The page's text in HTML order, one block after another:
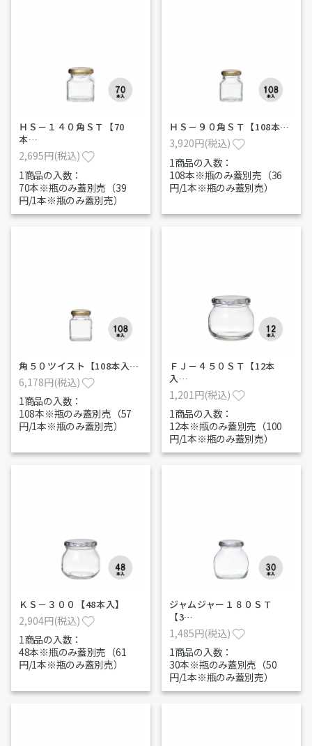
ＨＳ－１４０角ＳＴ【70
本…
2,695円(税込)
1商品の入数：
70本※瓶のみ蓋別売（39
円/1本※瓶のみ蓋別売）
ＨＳ－９０角ＳＴ【108本…
3,920円(税込)
1商品の入数：
108本※瓶のみ蓋別売（36
円/1本※瓶のみ蓋別売）
角５０ツイスト【108本入…
6,178円(税込)
1商品の入数：
108本※瓶のみ蓋別売（57
円/1本※瓶のみ蓋別売）
ＦＪ－４５０ＳＴ【12本
入…
1,201円(税込)
1商品の入数：
12本※瓶のみ蓋別売（100
円/1本※瓶のみ蓋別売）
ＫＳ－３００【48本入】
2,904円(税込)
1商品の入数：
48本※瓶のみ蓋別売（61
円/1本※瓶のみ蓋別売）
ジャムジャー１８０ＳＴ
【3…
1,485円(税込)
1商品の入数：
30本※瓶のみ蓋別売（50
円/1本※瓶のみ蓋別売）